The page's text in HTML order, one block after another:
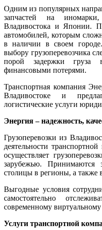
Одним из популярных
запчастей на
Владивостока и Японии.
автомобилей, которым
в наличии в своем
выбору грузоперевозчика
порой задержки груза
финансовыми потерями.
Транспортная компания
Владивостоке и
логистические услуги
Энергия – надежность,
Грузоперевозки из
деятельности
осуществляет
зарубежью. Принимаются
столицы в регионы, а также
Выгодные условия
самостоятельно
современному виртуальному
Услуги транспортной